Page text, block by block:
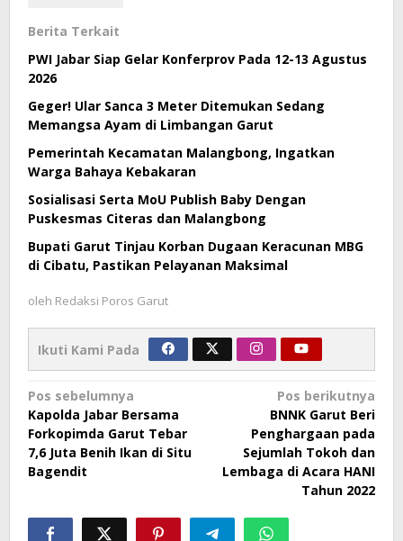
Berita Terkait
PWI Jabar Siap Gelar Konferprov Pada 12-13 Agustus
2026
Geger! Ular Sanca 3 Meter Ditemukan Sedang
Memangsa Ayam di Limbangan Garut
Pemerintah Kecamatan Malangbong, Ingatkan
Warga Bahaya Kebakaran
Sosialisasi Serta MoU Publish Baby Dengan
Puskesmas Citeras dan Malangbong
Bupati Garut Tinjau Korban Dugaan Keracunan MBG
di Cibatu, Pastikan Pelayanan Maksimal
oleh Redaksi Poros Garut
Ikuti Kami Pada
Navigasi
pos
Pos sebelumnya
Kapolda Jabar Bersama
Forkopimda Garut Tebar
7,6 Juta Benih Ikan di Situ
Bagendit
Pos berikutnya
BNNK Garut Beri
Penghargaan pada
Sejumlah Tokoh dan
Lembaga di Acara HANI
Tahun 2022